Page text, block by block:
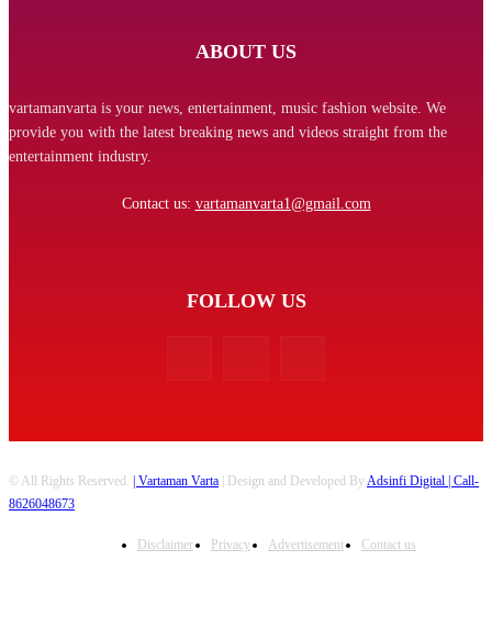
ABOUT US
vartamanvarta is your news, entertainment, music fashion website. We
provide you with the latest breaking news and videos straight from the
entertainment industry.
Contact us: vartamanvarta1@gmail.com
FOLLOW US
© All Rights Reserved. | Vartaman Varta | Design and Developed ByAdsinfi Digital | Call-
8626048673
Disclaimer Privacy Advertisement Contact us